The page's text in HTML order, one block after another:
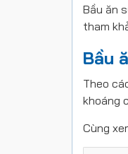
Bầu ăn
tham
Bầu
Theo
khoáng
Cùng